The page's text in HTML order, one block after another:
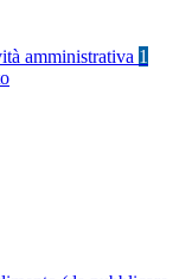
amministrativa 1